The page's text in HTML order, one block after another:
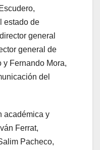
estado de
general
general de
y Fernando Mora,
del
académica y
Ferrat,
Pacheco,